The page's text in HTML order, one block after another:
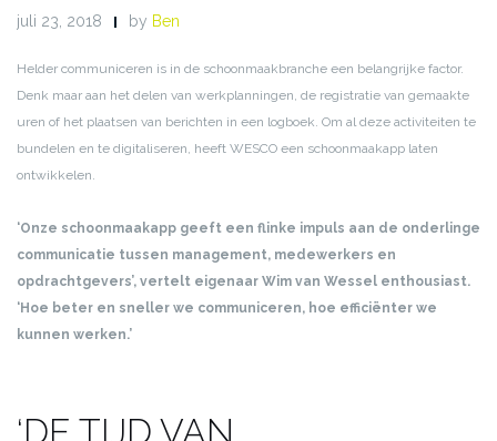
juli 23, 2018 by Ben
Helder communiceren is in de schoonmaakbranche een belangrijke factor.
Denk maar aan het delen van werkplanningen, de registratie van gemaakte
uren of het plaatsen van berichten in een logboek. Om al deze activiteiten te
bundelen en te digitaliseren, heeft WESCO een schoonmaakapp laten
ontwikkelen.
‘Onze schoonmaakapp geeft een flinke impuls aan de onderlinge
communicatie tussen management, medewerkers en
opdrachtgevers’, vertelt eigenaar Wim van Wessel enthousiast.
‘Hoe beter en sneller we communiceren, hoe efficiënter we
kunnen werken.’
‘DE TIJD VAN